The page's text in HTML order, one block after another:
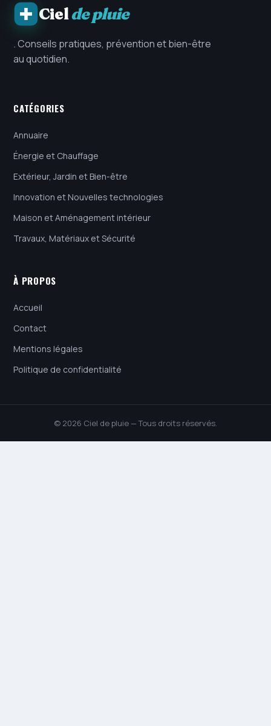
Cielde pluie
. Conseils pratiques, prévention et bien-être
au quotidien.
CATÉGORIES
Annuaire
Énergie et Chauffage
Extérieur, Jardin et Bien-être
Innovation et Nouvelles technologies
Maison et Aménagement intérieur
Travaux, Matériaux et Sécurité
À PROPOS
Accueil
Contact
Mentions légales
Politique de confidentialité
© 2026 Ciel de pluie — Tous droits réservés.